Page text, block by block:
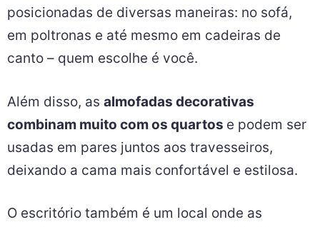
posicionadas de diversas maneiras: no sofá,
em poltronas e até mesmo em cadeiras de
canto – quem escolhe é você.
Além disso, as almofadas decorativas
combinam muito com os quartos e podem ser
usadas em pares juntos aos travesseiros,
deixando a cama mais confortável e estilosa.
O escritório também é um local onde as